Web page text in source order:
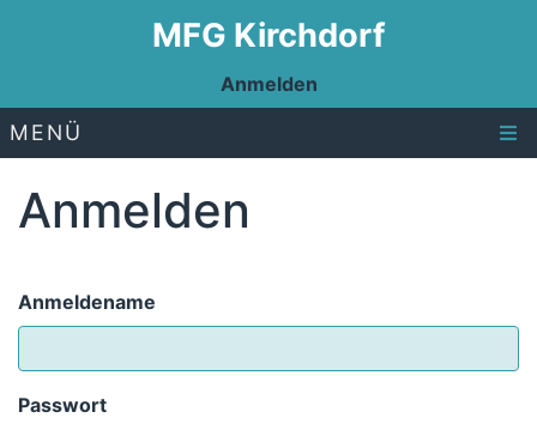
MFG Kirchdorf
Anmelden
MENÜ
Anmelden
Anmeldename
Passwort